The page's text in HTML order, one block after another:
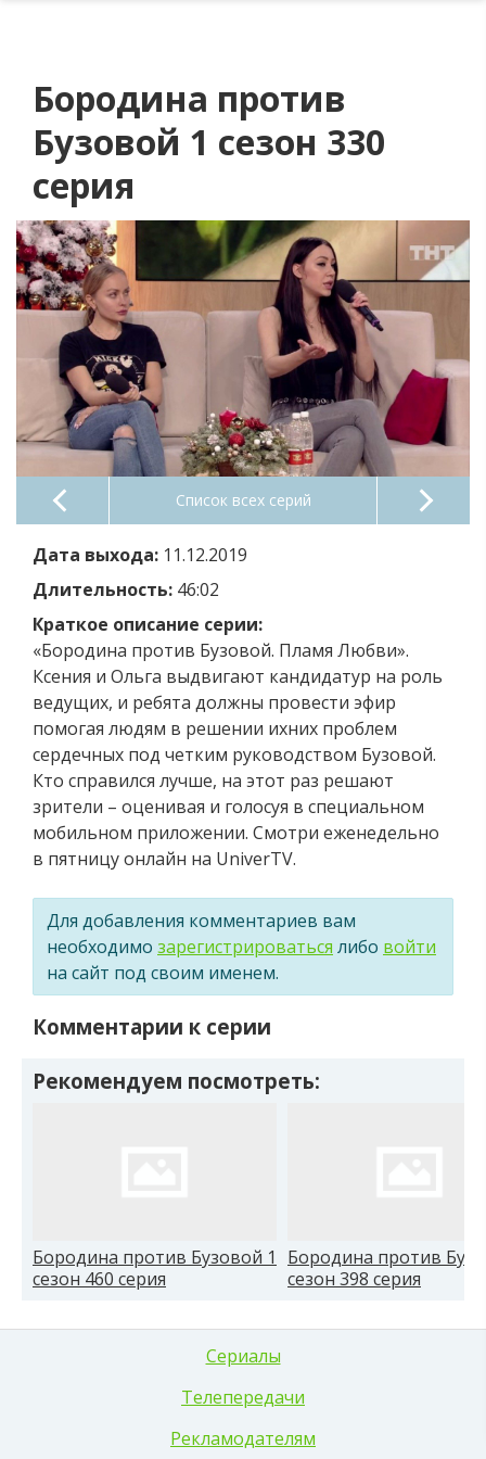
Бородина против
Бузовой 1 сезон 330
серия
Список всех серий
Дата выхода: 11.12.2019
Длительность: 46:02
Краткое описание серии:
«Бородина против Бузовой. Пламя Любви».
Ксения и Ольга выдвигают кандидатур на роль
ведущих, и ребята должны провести эфир
помогая людям в решении ихних проблем
сердечных под четким руководством Бузовой.
Кто справился лучше, на этот раз решают
зрители – оценивая и голосуя в специальном
мобильном приложении. Смотри еженедельно
в пятницу онлайн на UniverTV.
Для добавления комментариев вам
необходимо зарегистрироваться либо войти
на сайт под своим именем.
Комментарии к серии
Рекомендуем посмотреть:
Бородина против Бузовой 1
сезон 460 серия
Бородина против
сезон 398 серия
Сериалы
Телепередачи
Рекламодателям